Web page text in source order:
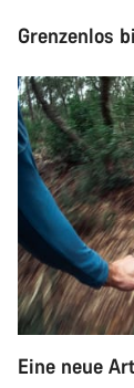
Grenzenlos
Eine neue